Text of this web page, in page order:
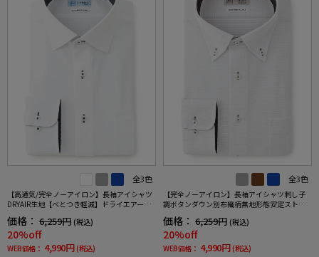
全3色
【高通気/完全ノーアイロン】長袖アイシャツ
DRYAIR生地【べとつき軽減】ドライエアース
定ストレッチ防汚効果吸汗速乾ワイシャツ春
夏
価格： 6,259円 (税込)
20%off
WEB価格： 4,990円 (税込)
全3色
【完全ノーアイロン】長袖アイシャツ刺し子
調ボタンダウン別布織柄無地形態安定ストレ
価格： 6,259円 (税込)
20%off
WEB価格： 4,990円 (税込)